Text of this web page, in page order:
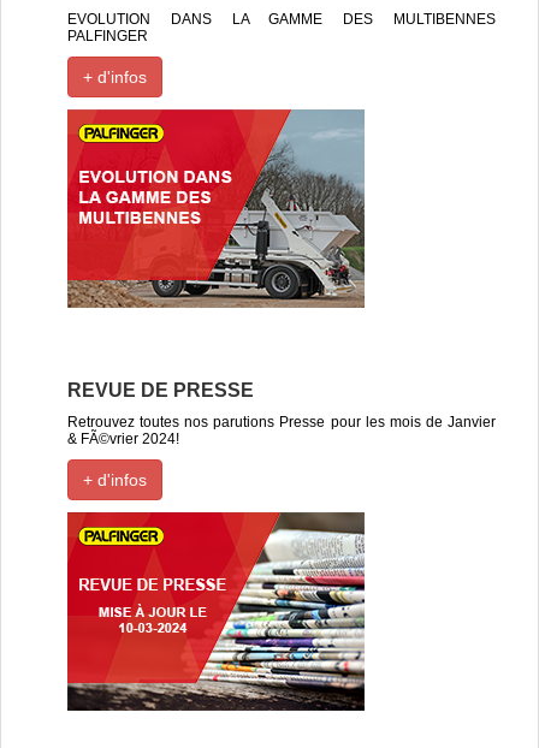
EVOLUTION DANS LA GAMME DES MULTIBENNES
PALFINGER
+ d'infos
REVUE DE PRESSE
Retrouvez toutes nos parutions Presse pour les mois de Janvier
& FÃ©vrier 2024!
+ d'infos